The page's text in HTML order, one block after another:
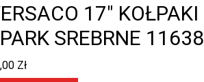
17″ KOŁPAKI
SREBRNE 11638
Zł